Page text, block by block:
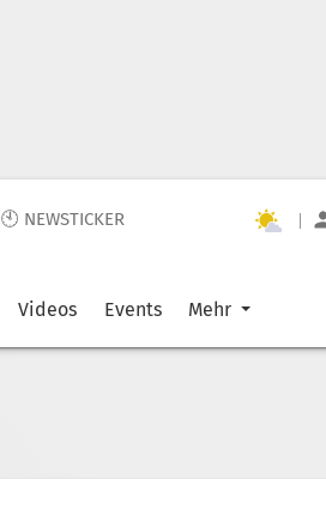
🕙 NEWSTICKER |
Videos Events Mehr